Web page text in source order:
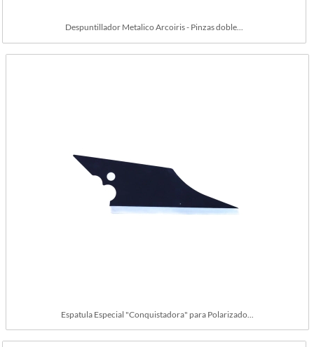
Despuntillador Metalico Arcoiris - Pinzas doble...
Espatula Especial "Conquistadora" para Polarizado...